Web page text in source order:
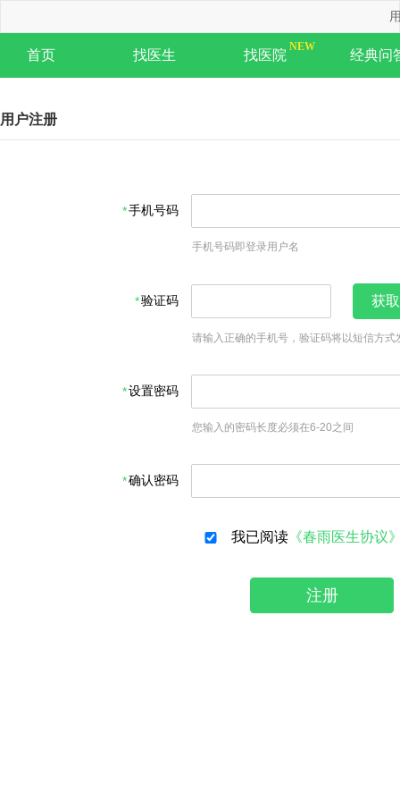
首页 找医生 找医院 经典问
用户注册
手机号码
手机号码即登录用户名
验证码 获
请输入正确的手机号，验证码将以短信方式
设置密码
您输入的密码长度必须在6-20之间
确认密码
我已阅读 《春雨医生协议
注册